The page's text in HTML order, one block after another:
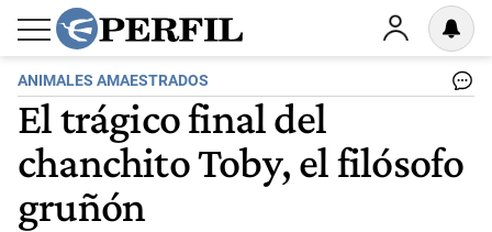
ANIMALES AMAESTRADOS
El trágico final del
chanchito Toby, el filósofo
gruñón